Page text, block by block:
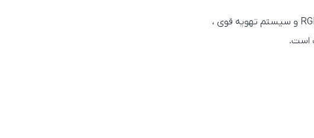
کیس AURA GC7 White با طراحی سفید مدرن، نورپردازی RGB و سیستم تهویه قوی ،
است.